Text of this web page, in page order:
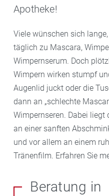
Apotheke!
Viele wünschen sich
täglich zu Mascara,
Wimpernserum. Doch
Wimpern wirken stumpf
Augenlid juckt oder die
dann an „schlechte
Wimpernseren. Dabei liegt
an einer sanften
und vor allem an einem
Tränenfilm. Erfahren Sie
Beratung in